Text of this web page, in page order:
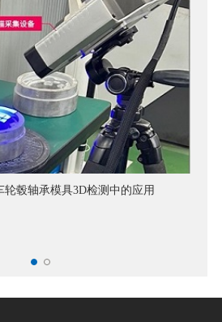
毂轴承模具3D检测中的应用